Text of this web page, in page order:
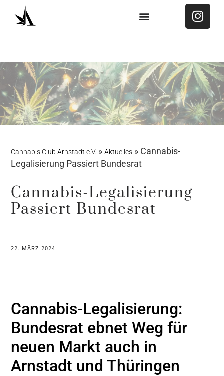
Cannabis Club Arnstadt e.V. »Aktuelles » Cannabis-
Legalisierung Passiert Bundesrat
Cannabis-Legalisierung
Passiert Bundesrat
22. MÄRZ 2024
Cannabis-Legalisierung:
Bundesrat ebnet Weg für
neuen Markt auch in
Arnstadt und Thüringen